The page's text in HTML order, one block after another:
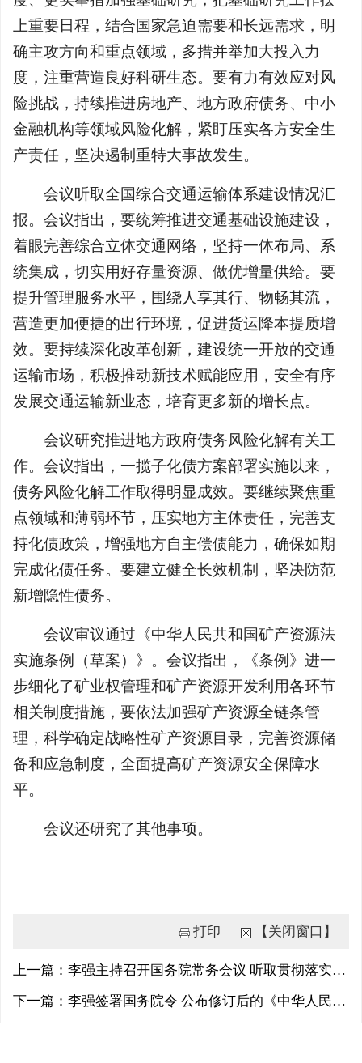
上重要日程，结合国家急迫需要和长远需求，明
确主攻方向和重点领域，多措并举加大投入力
度，注重营造良好科研生态。要有力有效应对风
险挑战，持续推进房地产、地方政府债务、中小
金融机构等领域风险化解，紧盯压实各方安全生
产责任，坚决遏制重特大事故发生。
会议听取全国综合交通运输体系建设情况汇
报。会议指出，要统筹推进交通基础设施建设，
着眼完善综合立体交通网络，坚持一体布局、系
统集成，切实用好存量资源、做优增量供给。要
提升管理服务水平，围绕人享其行、物畅其流，
营造更加便捷的出行环境，促进货运降本提质增
效。要持续深化改革创新，建设统一开放的交通
运输市场，积极推动新技术赋能应用，安全有序
发展交通运输新业态，培育更多新的增长点。
会议研究推进地方政府债务风险化解有关工
作。会议指出，一揽子化债方案部署实施以来，
债务风险化解工作取得明显成效。要继续聚焦重
点领域和薄弱环节，压实地方主体责任，完善支
持化债政策，增强地方自主偿债能力，确保如期
完成化债任务。要建立健全长效机制，坚决防范
新增隐性债务。
会议审议通过《中华人民共和国矿产资源法
实施条例（草案）》。会议指出，《条例》进一
步细化了矿业权管理和矿产资源开发利用各环节
相关制度措施，要依法加强矿产资源全链条管
理，科学确定战略性矿产资源目录，完善资源储
备和应急制度，全面提高矿产资源安全保障水
平。
会议还研究了其他事项。
打印 【关闭窗口】
上一篇：李强主持召开国务院常务会议 听取贯彻落实中央城市工作会议部署和实施城市更新进展情况汇报等
下一篇：李强签署国务院令 公布修订后的《中华人民共和国行政复议法实施条例》